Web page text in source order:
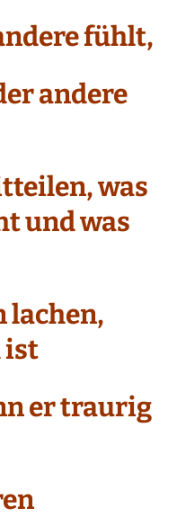
fühlt,
andere
was
und was
lachen,
ist
er traurig